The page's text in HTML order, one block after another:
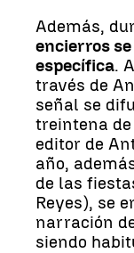
Además,
encierros
específica.
través de
señal se
treintena de
editor de
año,
de las
Reyes), se
narración
siendo